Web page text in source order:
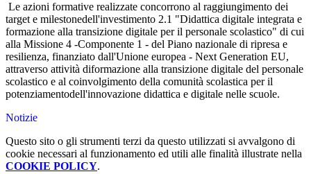
Le azioni formative realizzate concorrono al raggiungimento dei
target e milestonedell'investimento 2.1 "Didattica digitale integrata e
formazione alla transizione digitale per il personale scolastico" di cui
alla Missione 4 -Componente 1 - del Piano nazionale di ripresa e
resilienza, finanziato dall'Unione europea - Next Generation EU,
attraverso attività diformazione alla transizione digitale del personale
scolastico e al coinvolgimento della comunità scolastica per il
potenziamentodell'innovazione didattica e digitale nelle scuole.
Notizie
Questo sito o gli strumenti terzi da questo utilizzati si avvalgono di
cookie necessari al funzionamento ed utili alle finalità illustrate nella
COOKIE POLICY.